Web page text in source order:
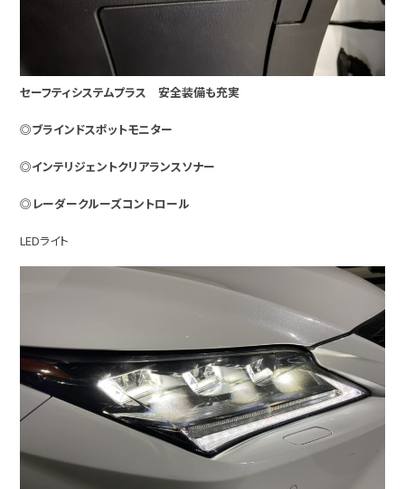
セーフティシステムプラス 安全装備も充実
◎ブラインドスポットモニター
◎インテリジェントクリアランスソナー
◎レーダークルーズコントロール
LEDライト